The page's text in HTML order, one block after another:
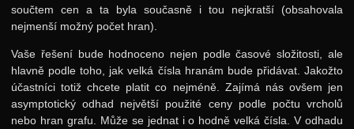
součtem cen a ta byla současně i tou nejkratší (obsahovala
nejmenší možný počet hran).
Vaše řešení bude hodnoceno nejen podle časové složitosti, ale
hlavně podle toho, jak velká čísla hranám bude přidávat. Jakožto
účastníci totiž chcete platit co nejméně. Zajímá nás ovšem jen
asymptotický odhad největší použité ceny podle počtu vrcholů
nebo hran grafu. Může se jednat i o hodně velká čísla. V odhadu